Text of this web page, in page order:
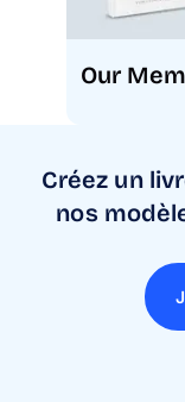
Our
Créez un
nos